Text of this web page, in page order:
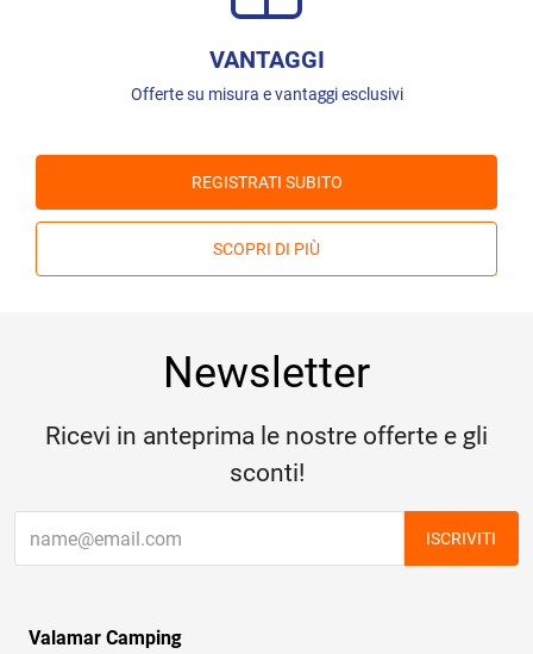
VANTAGGI
Offerte su misura e vantaggi esclusivi
REGISTRATI SUBITO
SCOPRI DI PIÙ
Newsletter
Ricevi in anteprima le nostre offerte e gli
sconti!
ISCRIVITI
Valamar Camping